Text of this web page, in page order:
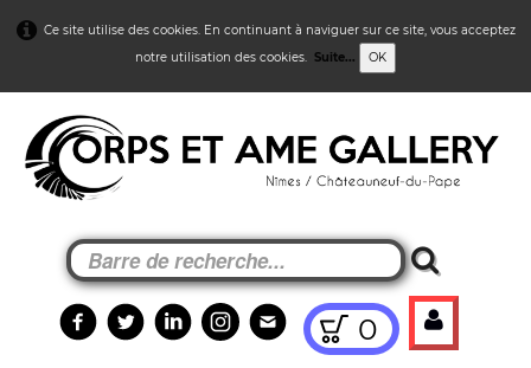
Ce site utilise des cookies. En continuant à naviguer sur ce site, vous acceptez
notre utilisation des cookies. Suite... OK
0